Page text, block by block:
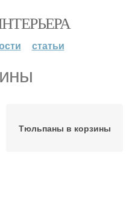
статьи
Тюльпаны в корзины